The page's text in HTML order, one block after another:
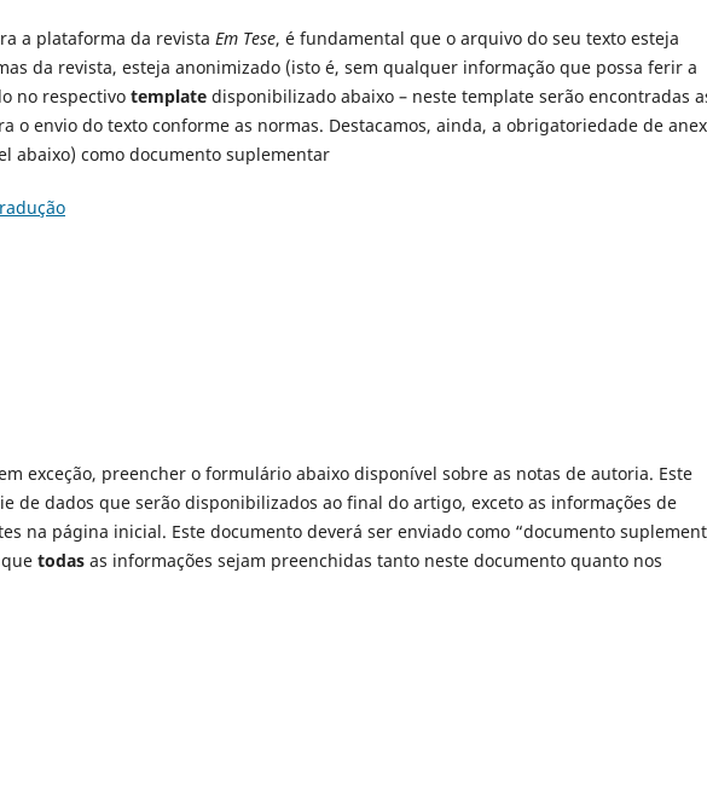
a plataforma da revista Em Tese, é fundamental que o arquivo do seu texto esteja
da revista, esteja anonimizado (isto é, sem qualquer informação que possa ferir a
no respectivo template disponibilizado abaixo – neste template serão encontradas
o envio do texto conforme as normas. Destacamos, ainda, a obrigatoriedade de
abaixo) como documento suplementar
exceção, preencher o formulário abaixo disponível sobre as notas de autoria. Este
de dados que serão disponibilizados ao final do artigo, exceto as informações de
na página inicial. Este documento deverá ser enviado como “documento
todas as informações sejam preenchidas tanto neste documento quanto nos